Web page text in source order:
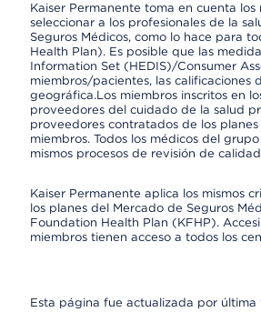
Kaiser Permanente toma en cuenta
seleccionar a los profesionales de la
Seguros Médicos, como lo hace para
Health Plan). Es posible que las
Information Set (HEDIS)/Consumer
miembros/pacientes, las
geográfica.Los miembros inscritos en
proveedores del cuidado de la salud
proveedores contratados de los
miembros. Todos los médicos del
mismos procesos de revisión de
Kaiser Permanente aplica los mismos
los planes del Mercado de Seguros
Foundation Health Plan (KFHP).
miembros tienen acceso a todos los
Esta página fue actualizada por